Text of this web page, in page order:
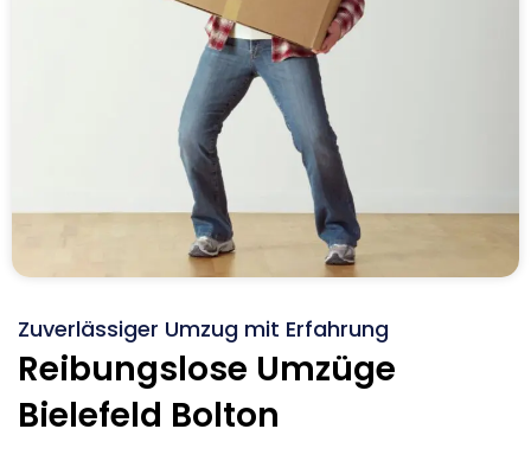
Zuverlässiger Umzug mit Erfahrung
Reibungslose Umzüge
Bielefeld Bolton